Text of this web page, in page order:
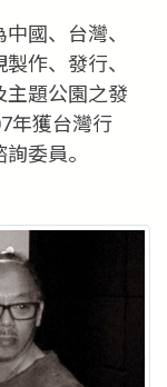
國、台灣、
作、發行、
主題公園之發
年獲台灣行
委員。